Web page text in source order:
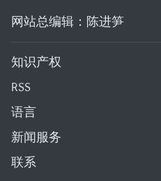
网站总编辑：陈进笋
知识产权
RSS
语言
新闻服务
联系